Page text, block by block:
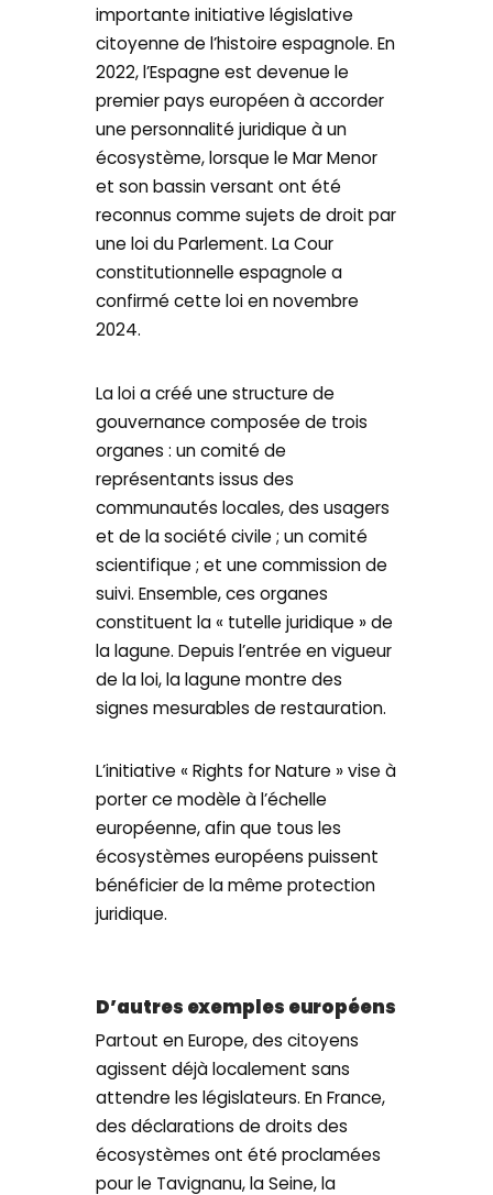
importante initiative législative
citoyenne de l’histoire espagnole. En
2022, l’Espagne est devenue le
premier pays européen à accorder
une personnalité juridique à un
écosystème, lorsque le Mar Menor
et son bassin versant ont été
reconnus comme sujets de droit par
une loi du Parlement. La Cour
constitutionnelle espagnole a
confirmé cette loi en novembre
2024.
La loi a créé une structure de
gouvernance composée de trois
organes : un comité de
représentants issus des
communautés locales, des usagers
et de la société civile ; un comité
scientifique ; et une commission de
suivi. Ensemble, ces organes
constituent la « tutelle juridique » de
la lagune. Depuis l’entrée en vigueur
de la loi, la lagune montre des
signes mesurables de restauration.
L’initiative « Rights for Nature » vise à
porter ce modèle à l’échelle
européenne, afin que tous les
écosystèmes européens puissent
bénéficier de la même protection
juridique.
D’autres exemples européens
Partout en Europe, des citoyens
agissent déjà localement sans
attendre les législateurs. En France,
des déclarations de droits des
écosystèmes ont été proclamées
pour le Tavignanu, la Seine, la